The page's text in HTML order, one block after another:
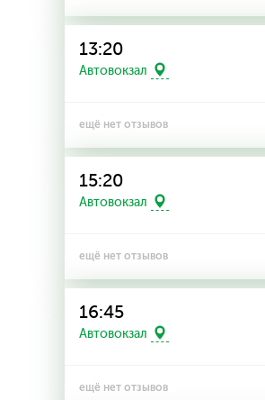
13:20
Автовокзал
ещё нет отзывов
15:20
Автовокзал
ещё нет отзывов
16:45
Автовокзал
ещё нет отзывов